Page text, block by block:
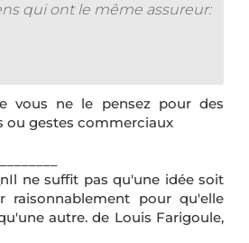
qui ont le même assureur:
vous ne le pensez pour des
ou gestes commerciaux
ne suffit pas qu'une idée soit
raisonnablement pour qu'elle
autre. de Louis Farigoule,